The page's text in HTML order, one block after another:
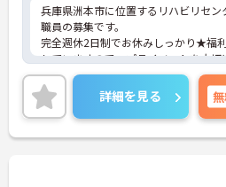
兵庫県洲本市に位置するリハビリセン
職員の募集です。
完全週休2日制でお休みしっかり★福
していますので、プライベートを大切
だけます。
ご興味ある方には、面接対策ポイント
詳細をお話しいたしますのでお気軽に
い！
詳細を見る